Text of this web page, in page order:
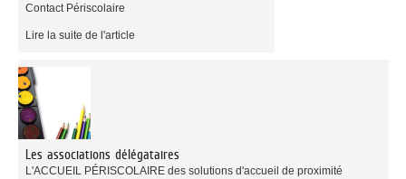
Contact Périscolaire
Lire la suite de l'article
Les associations délégataires
L'ACCUEIL PÉRISCOLAIRE des solutions d'accueil de proximité